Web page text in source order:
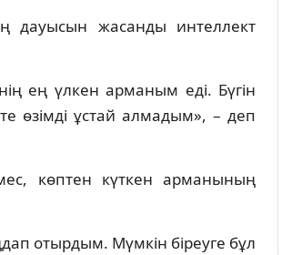
дауысын жасанды интеллект
ең үлкен арманым еді. Бүгін
өзімді ұстай алмадым», – деп
көптен күткен арманының
отырдым. Мүмкін біреуге бұл